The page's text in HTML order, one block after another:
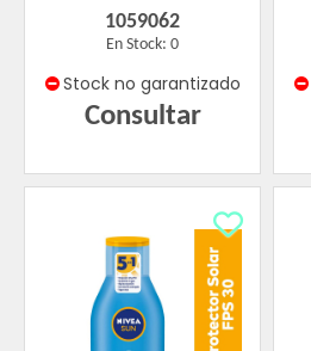
1059062
En Stock: 0
Stock no garantizado
Consultar